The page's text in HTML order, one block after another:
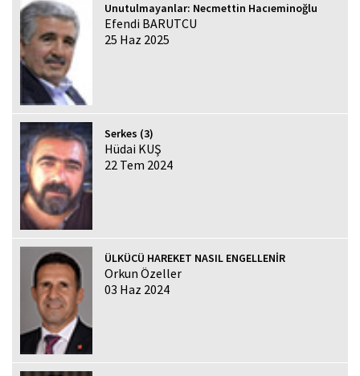
Unutulmayanlar: Necmettin Hacıeminoğlu
Efendi BARUTCU
25 Haz 2025
Serkes (3)
Hüdai KUŞ
22 Tem 2024
ÜLKÜCÜ HAREKET NASIL ENGELLENİR
Orkun Özeller
03 Haz 2024